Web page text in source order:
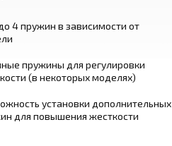
4 пружин в зависимости от
пружины для регулировки
(в некоторых моделях)
установки дополнительных
для повышения жесткости